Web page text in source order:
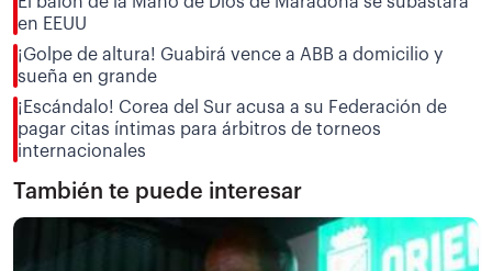
en EEUU
¡Golpe de altura! Guabirá vence a ABB a domicilio y
sueña en grande
¡Escándalo! Corea del Sur acusa a su Federación de
pagar citas íntimas para árbitros de torneos
internacionales
También te puede interesar